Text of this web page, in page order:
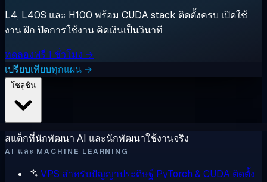
L4, L40S และ H100 พร้อม CUDA stack ติดตั้งครบ เปิดใช้
งาน ฝึก ปิดการใช้งาน คิดเงินเป็นวินาที
ทดลองฟรี 1 ชั่วโมง →
เปรียบเทียบทุกแผน →
สแต็กที่นักพัฒนา AI และนักพัฒนาใช้งานจริง
AI และ MACHINE LEARNING
VPS สำหรับปัญญาประดิษฐ์ PyTorch & CUDA ติดตั้ง